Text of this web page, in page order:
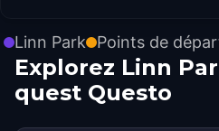
Linn Park Points de
Explorez Linn
quest Questo